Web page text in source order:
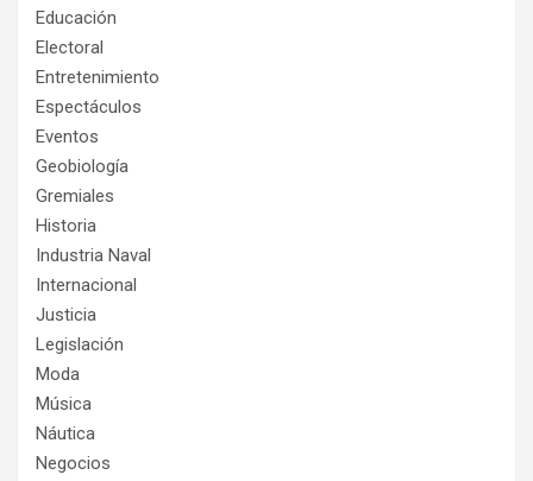
Educación
Electoral
Entretenimiento
Espectáculos
Eventos
Geobiología
Gremiales
Historia
Industria Naval
Internacional
Justicia
Legislación
Moda
Música
Náutica
Negocios